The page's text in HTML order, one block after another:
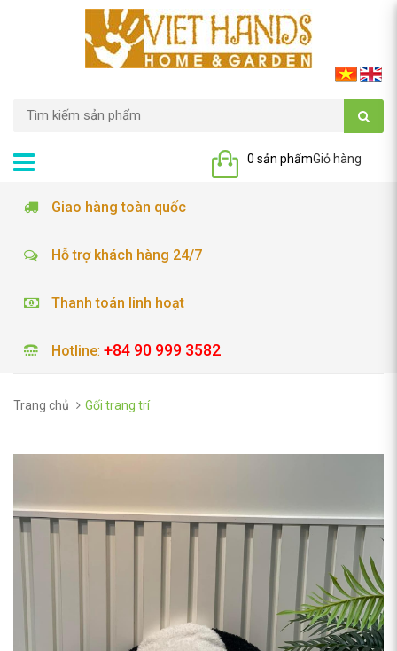
Giỏ hàng
0 sản phẩm
Giao hàng toàn quốc
Hỗ trợ khách hàng 24/7
Thanh toán linh hoạt
Hotline: +84 90 999 3582
Trang chủ Gối trang trí